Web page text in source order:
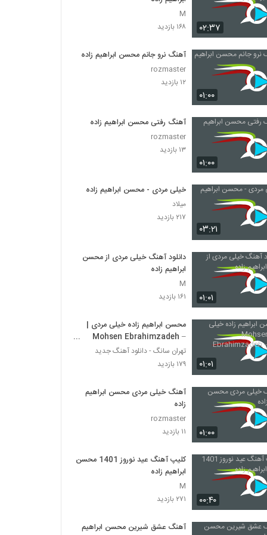
۰۲:۳۷
M
۱۶۸ بازدید
۰۱:۰۰
آهنگ نرو جانم محسن ابراهیم زاده
rozmaster
۱۲ بازدید
۰۱:۰۰
آهنگ رفتی محسن ابراهیم زاده
rozmaster
۱۳ بازدید
۰۳:۲۱
خیلی مردی - محسن ابراهیم زاده
میلاد
۲۱۷ بازدید
۰۱:۰۱
دانلود آهنگ خیلی مردی از محسن
ابراهیم زاده
M
۱۶۱ بازدید
۰۱:۰۱
محسن ابراهیم زاده خیلی مردی |
Mohsen Ebrahimzadeh –
Kheyli Mardi
تهران سانگ - دانلود آهنگ جدید
۱۷۹ بازدید
۰۱:۰۰
آهنگ خیلی مردی محسن ابراهیم
زاده
rozmaster
۱۱ بازدید
۰۰:۴۰
کلیپ آهنگ عید نوروز 1401 محسن
ابراهیم زاده
M
۲۷۱ بازدید
آهنگ عشق شیرین محسن ابراهیم